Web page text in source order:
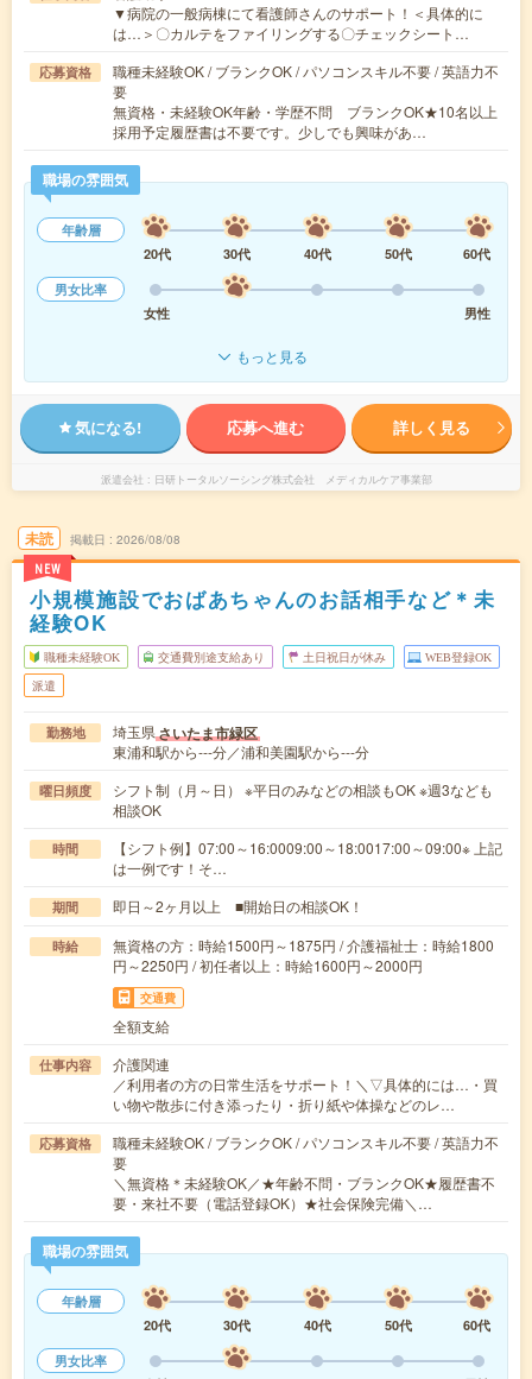
▼病院の一般病棟にて看護師さんのサポート！＜具体的に
は…＞〇カルテをファイリングする〇チェックシート…
応募資格
職種未経験OK / ブランクOK / パソコンスキル不要 / 英語力不
要
無資格・未経験OK年齢・学歴不問 ブランクOK★10名以上
採用予定履歴書は不要です。少しでも興味があ…
職場の雰囲気
年齢層
20代
30代 40代 50代
60代
男女比率
女性
男性
もっと見る
気になる! 応募へ進む 詳しく見る
派遣会社 日研トータルソーシング株式会社 メディカルケア事業部
未読
NEW
掲載日 2026/08/08
小規模施設でおばあちゃんのお話相手など＊未
経験OK
職種未経験OK 交通費別途支給あり 土日祝日が休み WEB登録OK
派遣
勤務地 埼玉県さいたま市緑区
東浦和駅から---分／浦和美園駅から---分
曜日頻度
シフト制（月～日） ※平日のみなどの相談もOK ※週3なども
相談OK
時間
【シフト例】07:00～16:0009:00～18:0017:00～09:00※ 上記
は一例です！そ…
期間 即日～2ヶ月以上 ■開始日の相談OK！
時給
無資格の方：時給1500円～1875円 / 介護福祉士：時給1800
円～2250円 / 初任者以上：時給1600円～2000円
交通費
全額支給
仕事内容
介護関連
／利用者の方の日常生活をサポート！＼▽具体的には…・買
い物や散歩に付き添ったり・折り紙や体操などのレ…
応募資格
職種未経験OK / ブランクOK / パソコンスキル不要 / 英語力不
要
＼無資格＊未経験OK／★年齢不問・ブランクOK★履歴書不
要・来社不要（電話登録OK）★社会保険完備＼…
職場の雰囲気
年齢層
20代
30代 40代 50代
60代
男女比率